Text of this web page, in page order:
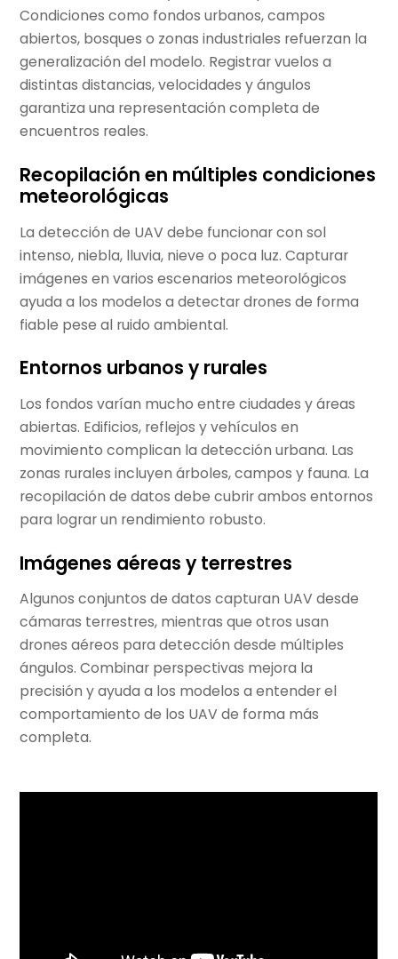
Condiciones como fondos urbanos, campos
abiertos, bosques o zonas industriales refuerzan la
generalización del modelo. Registrar vuelos a
distintas distancias, velocidades y ángulos
garantiza una representación completa de
encuentros reales.
Recopilación en múltiples condiciones
meteorológicas
La detección de UAV debe funcionar con sol
intenso, niebla, lluvia, nieve o poca luz. Capturar
imágenes en varios escenarios meteorológicos
ayuda a los modelos a detectar drones de forma
fiable pese al ruido ambiental.
Entornos urbanos y rurales
Los fondos varían mucho entre ciudades y áreas
abiertas. Edificios, reflejos y vehículos en
movimiento complican la detección urbana. Las
zonas rurales incluyen árboles, campos y fauna. La
recopilación de datos debe cubrir ambos entornos
para lograr un rendimiento robusto.
Imágenes aéreas y terrestres
Algunos conjuntos de datos capturan UAV desde
cámaras terrestres, mientras que otros usan
drones aéreos para detección desde múltiples
ángulos. Combinar perspectivas mejora la
precisión y ayuda a los modelos a entender el
comportamiento de los UAV de forma más
completa.